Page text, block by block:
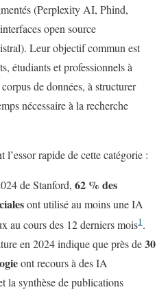
(Perplexity AI, Phind,
open source
Leur objectif commun est
étudiants et professionnels à
de données, à structurer
nécessaire à la recherche
rapide de cette catégorie :
de Stanford, 62 % des
ont utilisé au moins une IA
au cours des 12 derniers mois1.
en 2024 indique que près de30
ont recours à des IA
la synthèse de publications